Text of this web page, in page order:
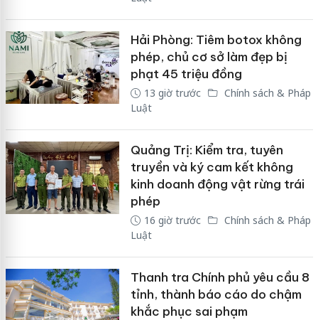
Hải Phòng: Tiêm botox không
phép, chủ cơ sở làm đẹp bị
phạt 45 triệu đồng
13 giờ trước
Chính sách & Pháp
Luật
Quảng Trị: Kiểm tra, tuyên
truyền và ký cam kết không
kinh doanh động vật rừng trái
phép
16 giờ trước
Chính sách & Pháp
Luật
Thanh tra Chính phủ yêu cầu 8
tỉnh, thành báo cáo do chậm
khắc phục sai phạm